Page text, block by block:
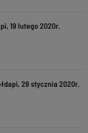
19 lutego 2020r.
28 stycznia 2020r.